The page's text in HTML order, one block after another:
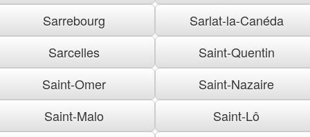
Sarrebourg
Sarlat-la-Canéda
Sarcelles
Saint-Quentin
Saint-Omer
Saint-Nazaire
Saint-Malo
Saint-Lô